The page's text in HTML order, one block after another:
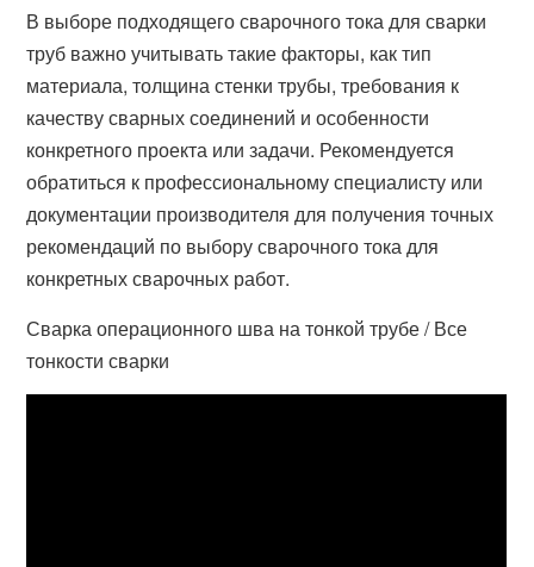
В выборе подходящего сварочного тока для сварки
труб важно учитывать такие факторы, как тип
материала, толщина стенки трубы, требования к
качеству сварных соединений и особенности
конкретного проекта или задачи. Рекомендуется
обратиться к профессиональному специалисту или
документации производителя для получения точных
рекомендаций по выбору сварочного тока для
конкретных сварочных работ.
Сварка операционного шва на тонкой трубе / Все
тонкости сварки